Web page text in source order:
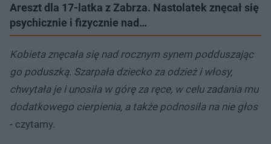
Areszt dla 17-latka z Zabrza. Nastolatek znęcał się
psychicznie i fizycznie nad…
Kobieta znęcała się nad rocznym synem podduszając
go poduszką. Szarpała dziecko za odzież i włosy,
chwytała je i unosiła w górę za ręce, w celu zadania mu
dodatkowego cierpienia, a także podnosiła na nie głos
- czytamy.